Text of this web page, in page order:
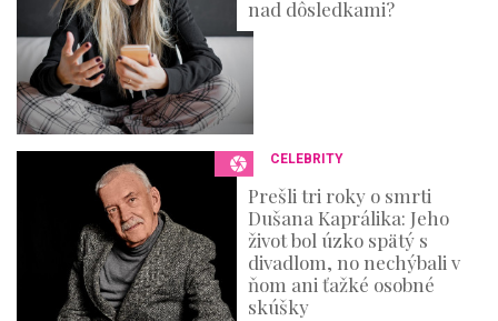
nad dôsledkami?
CELEBRITY
Prešli tri roky o smrti
Dušana Kaprálika: Jeho
život bol úzko spätý s
divadlom, no nechýbali v
ňom ani ťažké osobné
skúšky